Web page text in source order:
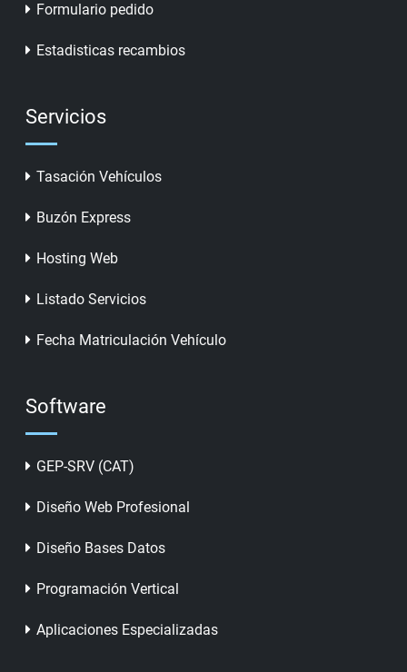
Formulario pedido
Estadisticas recambios
Servicios
Tasación Vehículos
Buzón Express
Hosting Web
Listado Servicios
Fecha Matriculación Vehículo
Software
GEP-SRV (CAT)
Diseño Web Profesional
Diseño Bases Datos
Programación Vertical
Aplicaciones Especializadas